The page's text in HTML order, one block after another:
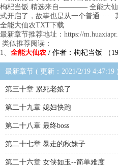
枸杞当饭 精选来自———— 全能大仙
式开启了，故事也是从一个普通
全能大仙农TXT下载
最新章节推荐地址：https://
类似推荐阅读：
1、 全能大仙农 / 作者：枸杞当饭 （19
最新章节 ( 更新：2021/2/19 4:47:19 )
第三十章 累死老娘了
第二十九章 媳妇快跑
第二十八章 最终boss
第二十七章 暴走的秋妹子
第二十六章 女侠如玉--简单难度